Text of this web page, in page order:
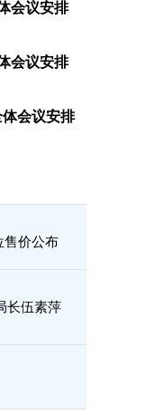
会议安排
会议安排
会议安排
售价公布
长伍素萍